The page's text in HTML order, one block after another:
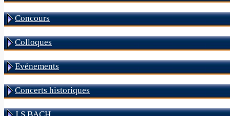
Concours
Colloques
Evénements
Concerts historiques